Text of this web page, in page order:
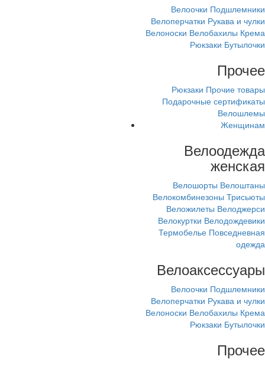
Велоочки Подшлемники
Велоперчатки Рукава и чулки
Велоноски Велобахилы Крема
Рюкзаки Бутылочки
Прочее
Рюкзаки Прочие товары
Подарочные сертификаты
Велошлемы
Женщинам
Велоодежда
женская
Велошорты Велоштаны
Велокомбинезоны Трисьюты
Веложилеты Велоджерси
Велокуртки Велодождевики
Термобелье Повседневная
одежда
Велоаксессуары
Велоочки Подшлемники
Велоперчатки Рукава и чулки
Велоноски Велобахилы Крема
Рюкзаки Бутылочки
Прочее